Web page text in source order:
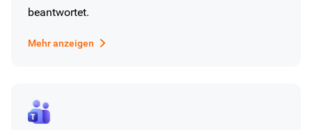
beantwortet.
Mehr anzeigen